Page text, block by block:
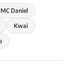
MC Daniel
Kwai